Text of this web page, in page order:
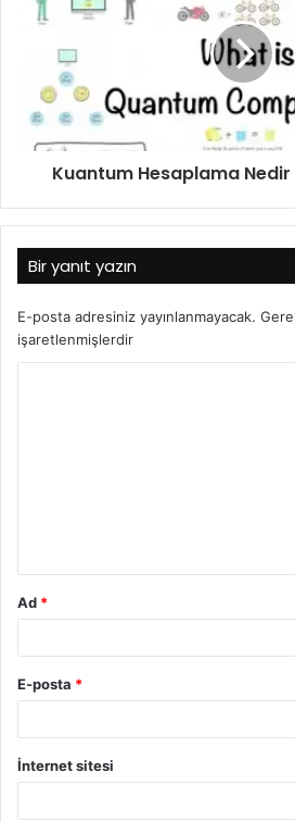
Kuantum Hesaplama Nedir
Bir yanıt yazın
E-posta adresiniz yayınlanmayacak.
işaretlenmişlerdir
Ad *
E-posta *
İnternet sitesi